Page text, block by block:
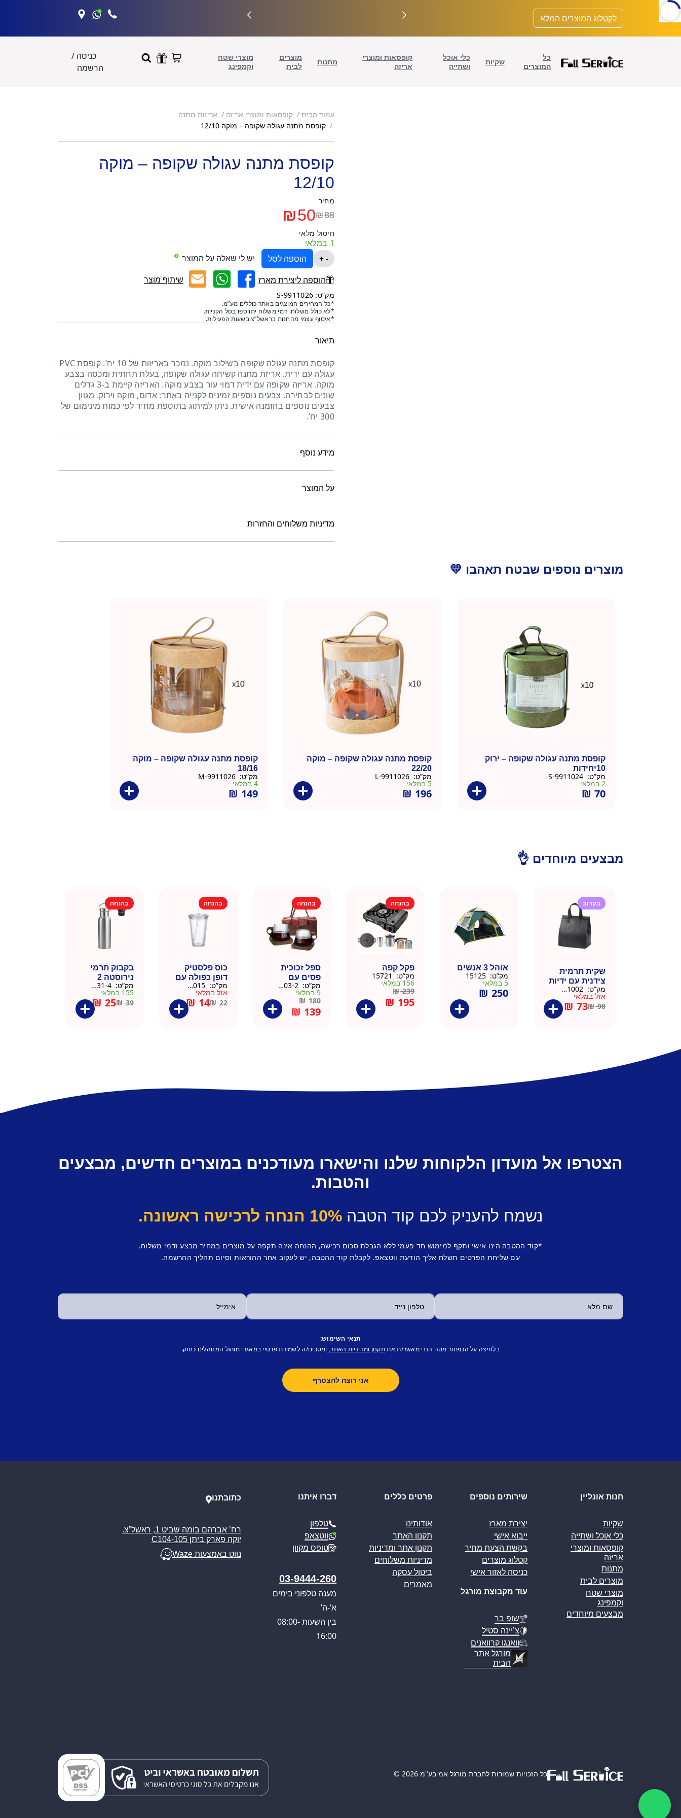
לתוכן
לקטלוג המוצרים המלא
כל
המוצרים
שקיות
כלי אוכל
ושתייה
קופסאות ומוצרי
אריזה
מתנות
מוצרים
לבית
מוצרי שטח
וקמפינג
כניסה /
הרשמה
עמוד הבית קופסאות ומוצרי אריזה אריזות מתנה
קופסת מתנה עגולה שקופה – מוקה 12/10
קופסת מתנה עגולה שקופה – מוקה
12/10
מחיר
₪88
המחיר
המקורי
היה:
₪88.
₪50
המחיר
הנוכחי
הוא:
₪50.
חיסול מלאי
1 במלאי
-כמות
של
קופסת
מתנה
עגולה
שקופה
מוקה
+ הוספה לסל
יש לי שאלה על המוצר
הוספה ליצירת מארז
שיתוף מוצר
מק”ט: 9911026-S
*כל המחירים המוצגים באתר כוללים מע”מ.
*לא כולל משלוח. דמי משלוח יתווספו בסל הקניות.
*איסוף עצמי מהחנות בראשל”צ בשעות הפעילות.
תיאור
קופסת מתנה עגולה שקופה בשילוב מוקה. נמכר באריזות של 10 יח’. קופסת PVC
עגולה עם ידית. אריזת מתנה קשיחה עגולה שקופה, בעלת תחתית ומכסה בצבע
מוקה. אריזה שקופה עם ידית דמוי עור בצבע מוקה. האריזה קיימת ב-3 גדלים
שונים לבחירה. צבעים נוספים זמינים לקנייה באתר: אדום, מוקה וירוק. מגוון
צבעים נוספים בהזמנה אישית. ניתן למיתוג בתוספת מחיר לפי כמות מינימום של
300 יח’.
מידע נוסף
על המוצר
מדיניות משלוחים והחזרות
מוצרים נוספים שבטח תאהבו 💛
קופסת מתנה עגולה שקופה – ירוק
10יחידות
מק”ט:
2 במלאי
₪ 70
קופסת מתנה עגולה שקופה – מוקה
22/20
מק”ט: 9911026-L
5 במלאי
₪ 196
קופסת מתנה עגולה שקופה – מוקה
18/16
מק”ט: 9911026-M
4 במלאי
₪ 149
מבצעים מיוחדים 👌
בקרוב
שקית תרמית
צידנית עם ידיות
– 50 יח 26/26
שחור
מק”ט:
אזל במלאי
₪90
₪ 73
אוהל 3 אנשים
מק”ט:
5 במלאי
₪ 250
בהנחה
פקל קפה
מק”ט:
156 במלאי
₪239
₪ 195
בהנחה
ספל זכוכית
פסים עם
תחתית וידית עץ
– מארז 2 יח
מק”ט:
9 במלאי
₪180
₪ 139
בהנחה
כוס פלסטיק
דופן כפולה עם
קשית
מק”ט: 9911015
אזל במלאי
₪22
₪ 14
בהנחה
בקבוק תרמי
נירוסטה 2
פקקים 500 מל
– כסוף קלאסי
מק”ט: 9901031-4
155 במלאי
₪39
₪ 25
הצטרפו אל מועדון הלקוחות שלנו והישארו מעודכנים במוצרים חדשים, מבצעים
והטבות.
נשמח להעניק לכם קוד הטבה 10% הנחה לרכישה ראשונה.
*קוד ההטבה הינו אישי ותקף למימוש חד פעמי ללא הגבלת סכום רכישה, ההנחה אינה תקפה על מוצרים במחיר מבצע ודמי משלוח.
עם שליחת הפרטים תשלח אליך הודעת ווטצאפ. לקבלת קוד ההטבה, יש לעקוב אחר ההוראות וסיום תהליך ההרשמה.
תנאי השימוש:
בלחיצה על הכפתור מטה הנני מאשר/ת את תקנון ומדיניות האתר, ומסכים/ה לשמירת פרטיי במאגרי מורגל המנוהלים כחוק.
חנות אונליין
שקיות
כלי אוכל ושתייה
קופסאות ומוצרי
אריזה
מתנות
מוצרים לבית
מוצרי שטח
וקמפינג
מבצעים מיוחדים
שירותים נוספים
יצירת מארז
ייבוא אישי
בקשת הצעת מחיר
קטלוג מוצרים
כניסה לאזור אישי
עוד מקבוצת מורגל
שופ בר
צ’יינה סטיל
וואנגו קרוואנים
מורגל אתר
הבית
פרטים כללים
אודותינו
תקנון האתר
תקנון אתר ומדיניות
מדיניות משלוחים
ביטול עסקה
מאמרים
דברו איתנו
טלפון
ווטצאפ
טופס מקוון
03-9444-260
מענה טלפוני בימים
א’-ה’
בין השעות 08:00-
16:00
כתובתנו
רח’ אברהם בומה שביט 1, ראשל”צ.
יוקה פארק ביתן C104-105
נווט באמצעות Waze
כל הזכויות שמורות לחברת מורגל אמ בע"מ 2026 ©